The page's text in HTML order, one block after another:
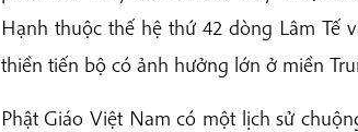
Hạnh thuộc thế hệ thứ 42 dòng Lâm Tế
thiền tiến bộ có ảnh hưởng lớn ở miền
Phật Giáo Việt Nam có một lịch sử